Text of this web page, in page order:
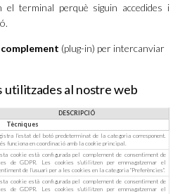
el terminal perquè siguin accedides i
(plug-in) per intercanviar
utilitzades al nostre web
DESCRIPCIÓ
Tècniques
l'estat del botó predeterminat de la categoria corresponent.
funciona en coordinació amb la cookie principal.
cookie està configurada pel complement de consentiment de
de GDPR. Les cookies s'utilitzen per emmagatzemar el
de l'usuari per a les cookies en la categoria "Preferències".
cookie està configurada pel complement de consentiment de
de GDPR. Les cookies s'utilitzen per emmagatzemar el